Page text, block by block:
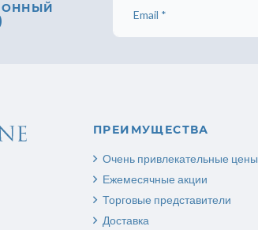
ПРЕИМУЩЕСТВА
Очень привлекательные цены
Ежемесячные акции
Торговые представители
Доставка